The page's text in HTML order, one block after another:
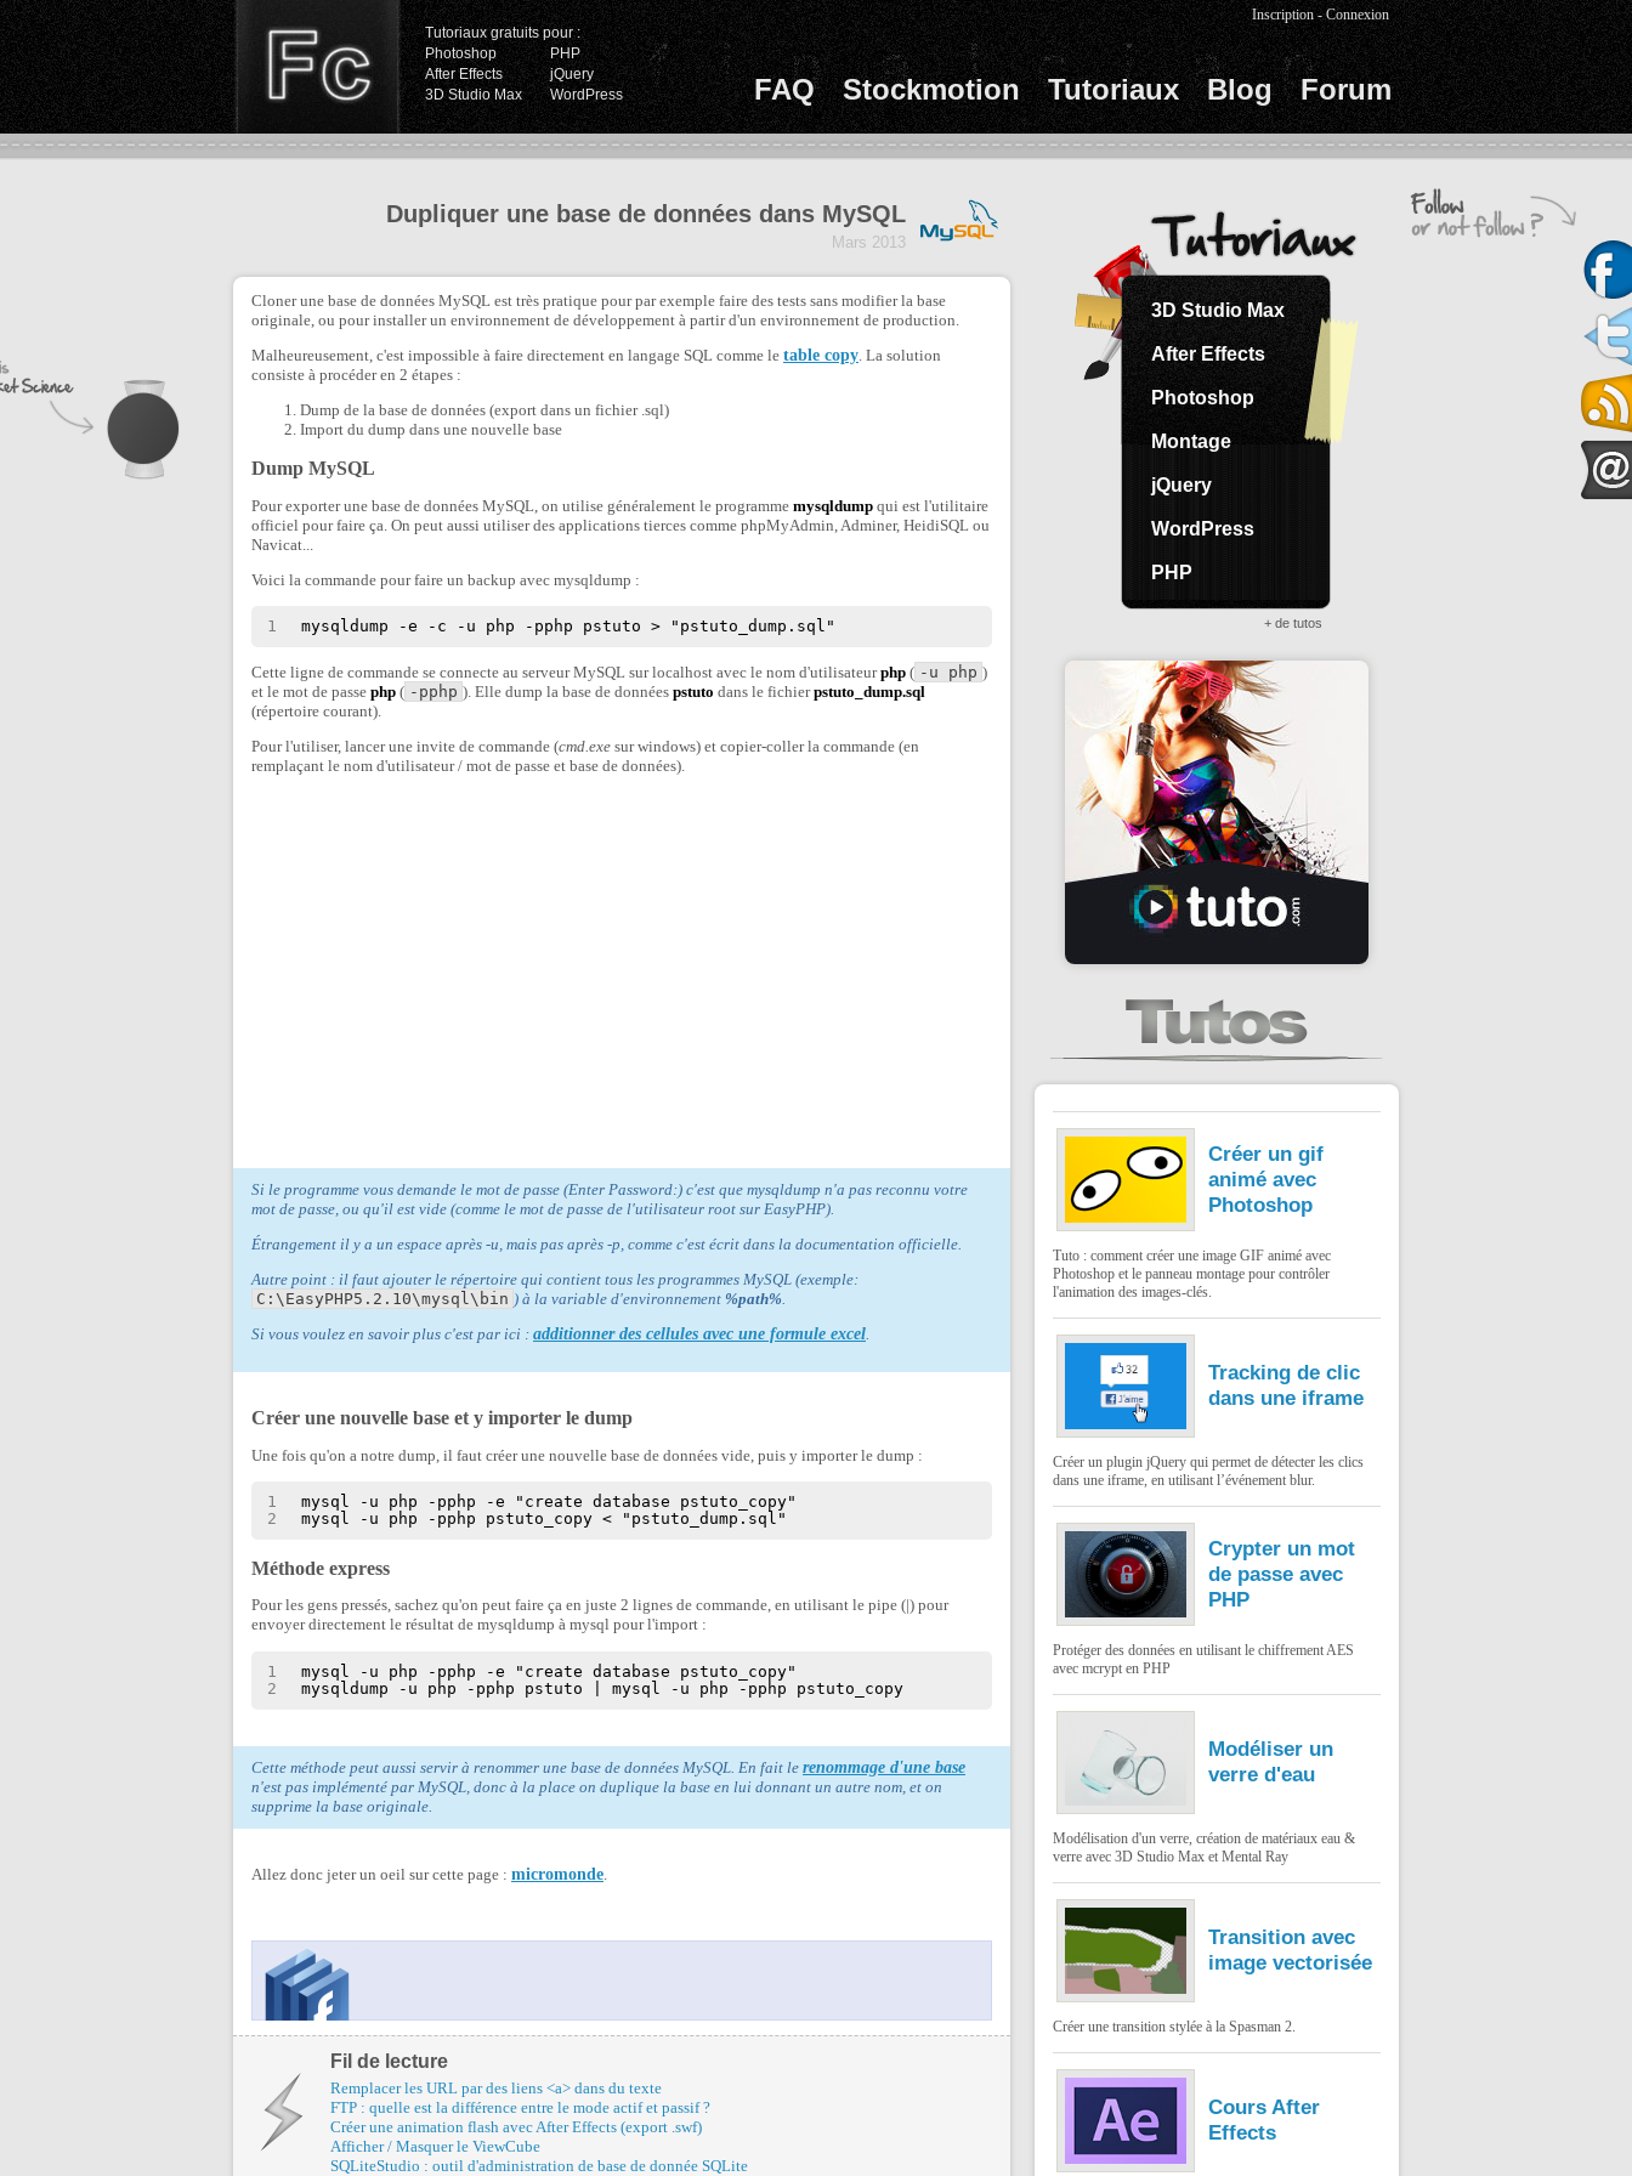
Tutoriaux gratuits pour :
Photoshop
PHP
After Effects
jQuery
3D Studio Max
WordPress FAQ Stockmotion Tutoriaux Blog Forum
Inscription -Connexion
Dupliquer une base de données dans MySQL
Mars 2013
Cloner une base de données MySQL est très pratique pour par exemple faire des tests sans modifier la base
originale, ou pour installer un environnement de développement à partir d'un environnement de production.
Malheureusement, c'est impossible à faire directement en langage SQL comme le table copy. La solution
consiste à procéder en 2 étapes :
Dump de la base de données (export dans un fichier .sql)
Import du dump dans une nouvelle base
Dump MySQL
Pour exporter une base de données MySQL, on utilise généralement le programme mysqldump qui est l'utilitaire
officiel pour faire ça. On peut aussi utiliser des applications tierces comme phpMyAdmin, Adminer, HeidiSQL ou
Navicat...
Voici la commande pour faire un backup avec mysqldump :
1 mysqldump -e -c -u php -pphp pstuto > "pstuto_dump.sql"
Cette ligne de commande se connecte au serveur MySQL sur localhost avec le nom d'utilisateurphp ( -u php )
et le mot de passe php ( -pphp ). Elle dump la base de données pstuto dans le fichierpstuto_dump.sql
(répertoire courant).
Pour l'utiliser, lancer une invite de commande (cmd.exe sur windows) et copier-coller la commande (en
remplaçant le nom d'utilisateur / mot de passe et base de données).
Si le programme vous demande le mot de passe (Enter Password:) c'est que mysqldump n'a pas reconnu votre
mot de passe, ou qu'il est vide (comme le mot de passe de l'utilisateur root sur EasyPHP).
Étrangement il y a un espace après -u, mais pas après -p, comme c'est écrit dans la documentation officielle.
Autre point : il faut ajouter le répertoire qui contient tous les programmes MySQL (exemple:
C:\EasyPHP5.2.10\mysql\bin ) à la variable d'environnement %path%.
Si vous voulez en savoir plus c'est par ici : additionner des cellules avec une formule excel.
Créer une nouvelle base et y importer le dump
Une fois qu'on a notre dump, il faut créer une nouvelle base de données vide, puis y importer le dump :
1
2
mysql -u php -pphp -e "create database pstuto_copy"
mysql -u php -pphp pstuto_copy < "pstuto_dump.sql"
Méthode express
Pour les gens pressés, sachez qu'on peut faire ça en juste 2 lignes de commande, en utilisant le pipe (|) pour
envoyer directement le résultat de mysqldump à mysql pour l'import :
1
2
mysql -u php -pphp -e "create database pstuto_copy"
mysqldump -u php -pphp pstuto | mysql -u php -pphp pstuto_copy
Cette méthode peut aussi servir à renommer une base de données MySQL. En fait le renommage d'une base
n'est pas implémenté par MySQL, donc à la place on duplique la base en lui donnant un autre nom, et on
supprime la base originale.
Allez donc jeter un oeil sur cette page : micromonde
Fil de lecture
Remplacer les URL par des liens <a> dans du texte
FTP : quelle est la différence entre le mode actif et passif ?
Créer une animation flash avec After Effects (export .swf)
Afficher / Masquer le ViewCube
SQLiteStudio : outil d'administration de base de donnée SQLite
3D Studio Max
After Effects
Photoshop
Montage
jQuery
WordPress
PHP
+ de tutos
Créer un gif
animé avec
Photoshop
Tuto : comment créer une image GIF animé avec
Photoshop et le panneau montage pour contrôler
l'animation des images-clés.
Tracking de clic
dans une iframe
Créer un plugin jQuery qui permet de détecter les clics
dans une iframe, en utilisant l’événement blur.
Crypter un mot
de passe avec
PHP
Protéger des données en utilisant le chiffrement AES
avec mcrypt en PHP
Modéliser un
verre d'eau
Modélisation d'un verre, création de matériaux eau &
verre avec 3D Studio Max et Mental Ray
Transition avec
image vectorisée
Créer une transition stylée à la Spasman 2.
Cours After
Effects